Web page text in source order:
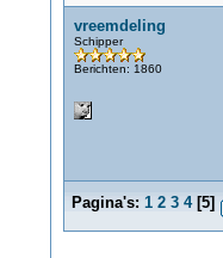
vreemdeling
Schipper
Berichten: 1860
Pagina's: 1 2 3 4[5]